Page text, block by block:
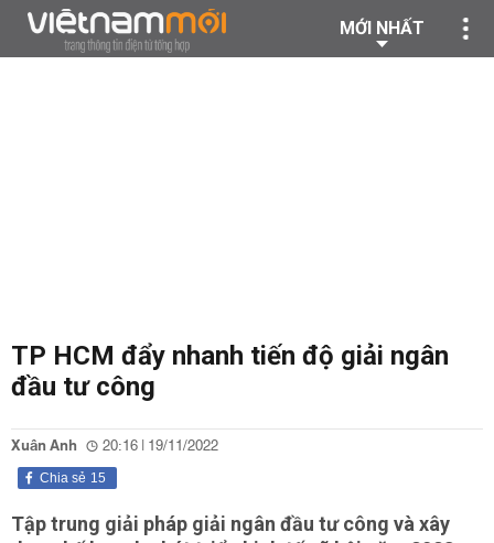
MỚI NHẤT
TP HCM đẩy nhanh tiến độ giải ngân
đầu tư công
Xuân Anh 20:16 | 19/11/2022
15
Chia sẻ
Tập trung giải pháp giải ngân đầu tư công và xây